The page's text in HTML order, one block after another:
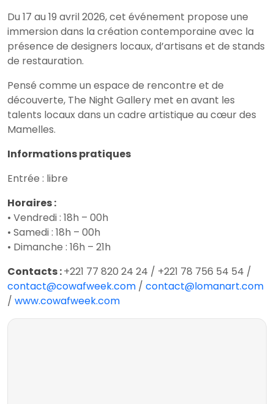
Du 17 au 19 avril 2026, cet événement propose une
immersion dans la création contemporaine avec la
présence de designers locaux, d’artisans et de stands
de restauration.
Pensé comme un espace de rencontre et de
découverte, The Night Gallery met en avant les
talents locaux dans un cadre artistique au cœur des
Mamelles.
Informations pratiques
Entrée : libre
Horaires :
• Vendredi : 18h – 00h
• Samedi : 18h – 00h
• Dimanche : 16h – 21h
Contacts :+221 77 820 24 24 / +221 78 756 54 54 /
contact@cowafweek.com / contact@lomanart.com
/ www.cowafweek.com